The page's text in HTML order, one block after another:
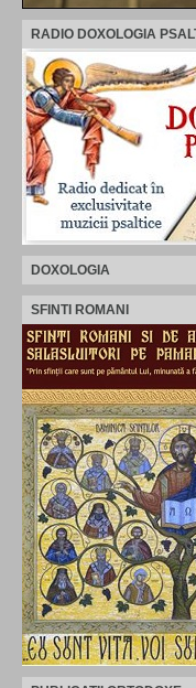
RADIO DOXOLOGIA
DOXOLOGIA
SFINTI ROMANI